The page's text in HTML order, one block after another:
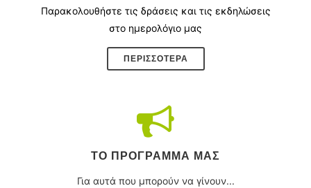
Παρακολουθήστε τις δράσεις και τις εκδηλώσεις
στο ημερολόγιο μας
ΠΕΡΙΣΣΌΤΕΡΑ
ΤΟ ΠΡΌΓΡΑΜΜΑ ΜΑΣ
Για αυτά που μπορούν να γίνουν...